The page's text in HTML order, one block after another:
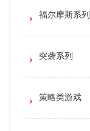
福尔摩斯系列
突袭系列
策略类游戏